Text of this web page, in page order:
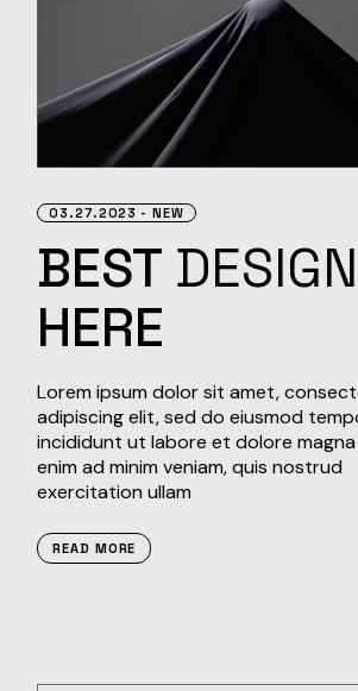
03.27.2023 NEW
BEST DESIGN
HERE
Lorem ipsum dolor sit amet,
adipiscing elit, sed do eiusmod
incididunt ut labore et dolore magna
enim ad minim veniam, quis nostrud
exercitation ullam
READ MORE